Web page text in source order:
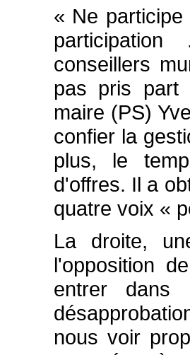
« Ne
conseillers
pas pris part
maire (PS)
confier la
plus, le
d'offres. Il a
quatre voix «
La droite,
l'opposition
entrer dans
nous voir